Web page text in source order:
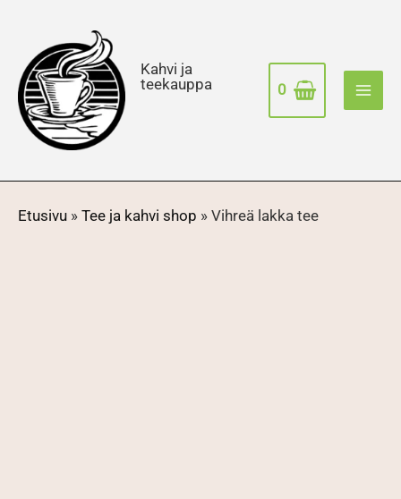
Kahvi ja
teekauppa
0
Etusivu » Tee ja kahvi shop » Vihreä lakka tee